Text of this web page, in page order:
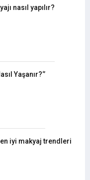
nasıl yapılır?
Yaşanır?‘’
en iyi makyaj trendleri